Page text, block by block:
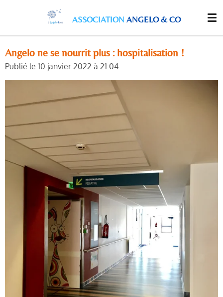
contenu
ASSOCIATION ANGELO & CO
Angelo ne se nourrit plus : hospitalisation !
Publié le 10 janvier 2022 à 21:04